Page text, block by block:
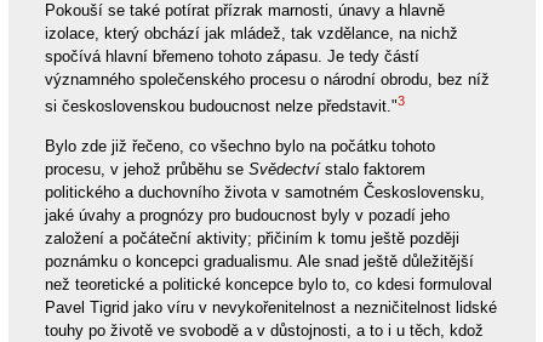
Pokouší se také potírat přízrak marnosti, únavy a hlavně
izolace, který obchází jak mládež, tak vzdělance, na nichž
spočívá hlavní břemeno tohoto zápasu. Je tedy částí
významného společenského procesu o národní obrodu, bez níž
si československou budoucnost nelze představit."3
Bylo zde již řečeno, co všechno bylo na počátku tohoto
procesu, v jehož průběhu se Svědectvístalo faktorem
politického a duchovního života v samotném Československu,
jaké úvahy a prognózy pro budoucnost byly v pozadí jeho
založení a počáteční aktivity; přičiním k tomu ještě později
poznámku o koncepci gradualismu. Ale snad ještě důležitější
než teoretické a politické koncepce bylo to, co kdesi formuloval
Pavel Tigrid jako víru v nevykořenitelnost a nezničitelnost lidské
touhy po životě ve svobodě a v důstojnosti, a to i u těch, kdož